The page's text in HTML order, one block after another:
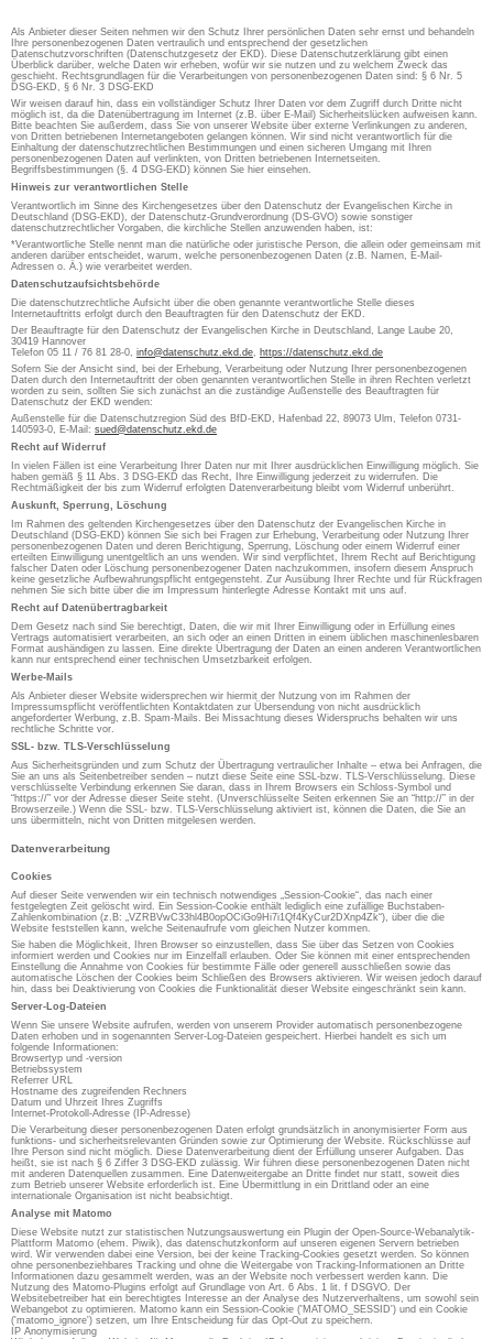
Als Anbieter dieser Seiten nehmen wir den Schutz Ihrer persönlichen Daten sehr ernst und behandeln
Ihre personenbezogenen Daten vertraulich und entsprechend der gesetzlichen
Datenschutzvorschriften (Datenschutzgesetz der EKD). Diese Datenschutzerklärung gibt einen
Überblick darüber, welche Daten wir erheben, wofür wir sie nutzen und zu welchem Zweck das
geschieht. Rechtsgrundlagen für die Verarbeitungen von personenbezogenen Daten sind: § 6 Nr. 5
DSG-EKD, § 6 Nr. 3 DSG-EKD
Wir weisen darauf hin, dass ein vollständiger Schutz Ihrer Daten vor dem Zugriff durch Dritte nicht
möglich ist, da die Datenübertragung im Internet (z.B. über E-Mail) Sicherheitslücken aufweisen kann.
Bitte beachten Sie außerdem, dass Sie von unserer Website über externe Verlinkungen zu anderen,
von Dritten betriebenen Internetangeboten gelangen können. Wir sind nicht verantwortlich für die
Einhaltung der datenschutzrechtlichen Bestimmungen und einen sicheren Umgang mit Ihren
personenbezogenen Daten auf verlinkten, von Dritten betriebenen Internetseiten.
Begriffsbestimmungen (§. 4 DSG-EKD) können Sie hier einsehen.
Hinweis zur verantwortlichen Stelle
Verantwortlich im Sinne des Kirchengesetzes über den Datenschutz der Evangelischen Kirche in
Deutschland (DSG-EKD), der Datenschutz-Grundverordnung (DS-GVO) sowie sonstiger
datenschutzrechtlicher Vorgaben, die kirchliche Stellen anzuwenden haben, ist:
*Verantwortliche Stelle nennt man die natürliche oder juristische Person, die allein oder gemeinsam mit
anderen darüber entscheidet, warum, welche personenbezogenen Daten (z.B. Namen, E-Mail-
Adressen o. Ä.) wie verarbeitet werden.
Datenschutzaufsichtsbehörde
Die datenschutzrechtliche Aufsicht über die oben genannte verantwortliche Stelle dieses
Internetauftritts erfolgt durch den Beauftragten für den Datenschutz der EKD.
Der Beauftragte für den Datenschutz der Evangelischen Kirche in Deutschland, Lange Laube 20,
30419 Hannover
Telefon 05 11 / 76 81 28-0, info@datenschutz.ekd.de, https://datenschutz.ekd.de
Sofern Sie der Ansicht sind, bei der Erhebung, Verarbeitung oder Nutzung Ihrer personenbezogenen
Daten durch den Internetauftritt der oben genannten verantwortlichen Stelle in ihren Rechten verletzt
worden zu sein, sollten Sie sich zunächst an die zuständige Außenstelle des Beauftragten für
Datenschutz der EKD wenden:
Außenstelle für die Datenschutzregion Süd des BfD-EKD, Hafenbad 22, 89073 Ulm, Telefon 0731-
140593-0, E-Mail: sued@datenschutz.ekd.de
Recht auf Widerruf
In vielen Fällen ist eine Verarbeitung Ihrer Daten nur mit Ihrer ausdrücklichen Einwilligung möglich. Sie
haben gemäß § 11 Abs. 3 DSG-EKD das Recht, Ihre Einwilligung jederzeit zu widerrufen. Die
Rechtmäßigkeit der bis zum Widerruf erfolgten Datenverarbeitung bleibt vom Widerruf unberührt.
Auskunft, Sperrung, Löschung
Im Rahmen des geltenden Kirchengesetzes über den Datenschutz der Evangelischen Kirche in
Deutschland (DSG-EKD) können Sie sich bei Fragen zur Erhebung, Verarbeitung oder Nutzung Ihrer
personenbezogenen Daten und deren Berichtigung, Sperrung, Löschung oder einem Widerruf einer
erteilten Einwilligung unentgeltlich an uns wenden. Wir sind verpflichtet, Ihrem Recht auf Berichtigung
falscher Daten oder Löschung personenbezogener Daten nachzukommen, insofern diesem Anspruch
keine gesetzliche Aufbewahrungspflicht entgegensteht. Zur Ausübung Ihrer Rechte und für Rückfragen
nehmen Sie sich bitte über die im Impressum hinterlegte Adresse Kontakt mit uns auf.
Recht auf Datenübertragbarkeit
Dem Gesetz nach sind Sie berechtigt, Daten, die wir mit Ihrer Einwilligung oder in Erfüllung eines
Vertrags automatisiert verarbeiten, an sich oder an einen Dritten in einem üblichen maschinenlesbaren
Format aushändigen zu lassen. Eine direkte Übertragung der Daten an einen anderen Verantwortlichen
kann nur entsprechend einer technischen Umsetzbarkeit erfolgen.
Werbe-Mails
Als Anbieter dieser Website widersprechen wir hiermit der Nutzung von im Rahmen der
Impressumspflicht veröffentlichten Kontaktdaten zur Übersendung von nicht ausdrücklich
angeforderter Werbung, z.B. Spam-Mails. Bei Missachtung dieses Widerspruchs behalten wir uns
rechtliche Schritte vor.
SSL- bzw. TLS-Verschlüsselung
Aus Sicherheitsgründen und zum Schutz der Übertragung vertraulicher Inhalte – etwa bei Anfragen, die
Sie an uns als Seitenbetreiber senden – nutzt diese Seite eine SSL-bzw. TLS-Verschlüsselung. Diese
verschlüsselte Verbindung erkennen Sie daran, dass in Ihrem Browsers ein Schloss-Symbol und
“https://” vor der Adresse dieser Seite steht. (Unverschlüsselte Seiten erkennen Sie an “http://” in der
Browserzeile.) Wenn die SSL- bzw. TLS-Verschlüsselung aktiviert ist, können die Daten, die Sie an
uns übermitteln, nicht von Dritten mitgelesen werden.
Datenverarbeitung
Cookies
Auf dieser Seite verwenden wir ein technisch notwendiges „Session-Cookie“, das nach einer
festgelegten Zeit gelöscht wird. Ein Session-Cookie enthält lediglich eine zufällige Buchstaben-
Zahlenkombination (z.B: „VZRBVwC33hl4B0opOCiGo9Hi7i1Qf4KyCur2DXnp4Zk“), über die die
Website feststellen kann, welche Seitenaufrufe vom gleichen Nutzer kommen.
Sie haben die Möglichkeit, Ihren Browser so einzustellen, dass Sie über das Setzen von Cookies
informiert werden und Cookies nur im Einzelfall erlauben. Oder Sie können mit einer entsprechenden
Einstellung die Annahme von Cookies für bestimmte Fälle oder generell ausschließen sowie das
automatische Löschen der Cookies beim Schließen des Browsers aktivieren. Wir weisen jedoch darauf
hin, dass bei Deaktivierung von Cookies die Funktionalität dieser Website eingeschränkt sein kann.
Server-Log-Dateien
Wenn Sie unsere Website aufrufen, werden von unserem Provider automatisch personenbezogene
Daten erhoben und in sogenannten Server-Log-Dateien gespeichert. Hierbei handelt es sich um
folgende Informationen:
Browsertyp und -version
Betriebssystem
Referrer URL
Hostname des zugreifenden Rechners
Datum und Uhrzeit Ihres Zugriffs
Internet-Protokoll-Adresse (IP-Adresse)
Die Verarbeitung dieser personenbezogenen Daten erfolgt grundsätzlich in anonymisierter Form aus
funktions- und sicherheitsrelevanten Gründen sowie zur Optimierung der Website. Rückschlüsse auf
Ihre Person sind nicht möglich. Diese Datenverarbeitung dient der Erfüllung unserer Aufgaben. Das
heißt, sie ist nach § 6 Ziffer 3 DSG-EKD zulässig. Wir führen diese personenbezogenen Daten nicht
mit anderen Datenquellen zusammen. Eine Datenweitergabe an Dritte findet nur statt, soweit dies
zum Betrieb unserer Website erforderlich ist. Eine Übermittlung in ein Drittland oder an eine
internationale Organisation ist nicht beabsichtigt.
Analyse mit Matomo
Diese Website nutzt zur statistischen Nutzungsauswertung ein Plugin der Open-Source-Webanalytik-
Plattform Matomo (ehem. Piwik), das datenschutzkonform auf unseren eigenen Servern betrieben
wird. Wir verwenden dabei eine Version, bei der keine Tracking-Cookies gesetzt werden. So können
ohne personenbeziehbares Tracking und ohne die Weitergabe von Tracking-Informationen an Dritte
Informationen dazu gesammelt werden, was an der Website noch verbessert werden kann. Die
Nutzung des Matomo-Plugins erfolgt auf Grundlage von Art. 6 Abs. 1 lit. f DSGVO. Der
Websitebetreiber hat ein berechtigtes Interesse an der Analyse des Nutzerverhaltens, um sowohl sein
Webangebot zu optimieren. Matomo kann ein Session-Cookie ('MATOMO_SESSID') und ein Cookie
('matomo_ignore') setzen, um Ihre Entscheidung für das Opt-Out zu speichern.
IP Anonymisierung